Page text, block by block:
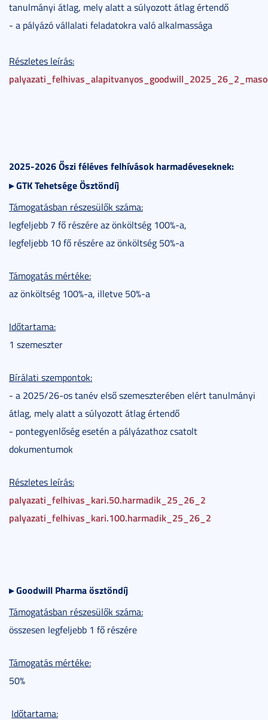
tanulmányi átlag, mely alatt a súlyozott átlag értendő
- a pályázó vállalati feladatokra való alkalmassága
Részletes leírás:
2025-2026 Őszi féléves felhívások harmadéveseknek:
▸GTK Tehetsége Ösztöndíj
Támogatásban részesülők száma:
legfeljebb 7 fő részére az önköltség 100%-a,
legfeljebb 10 fő részére az önköltség 50%-a
Támogatás mértéke:
az önköltség 100%-a, illetve 50%-a
Időtartama:
1 szemeszter
Bírálati szempontok:
- a 2025/26-os tanév első szemeszterében elért tanulmányi
átlag, mely alatt a súlyozott átlag értendő
- pontegyenlőség esetén a pályázathoz csatolt
dokumentumok
Részletes leírás:
palyazati_felhivas_kari.50.harmadik_25_26_2
palyazati_felhivas_kari.100.harmadik_25_26_2
▸Goodwill Pharma ösztöndíj
Támogatásban részesülők száma:
összesen legfeljebb 1 fő részére
Támogatás mértéke:
50%
Időtartama: